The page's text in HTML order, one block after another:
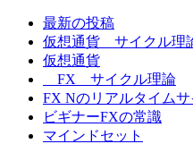
FXNの相場観
最新の投稿
仮想通貨 サイクル理
仮想通貨
FX サイクル理論
FX Nのリアルタイム
ビギナーFXの常識
マインドセット